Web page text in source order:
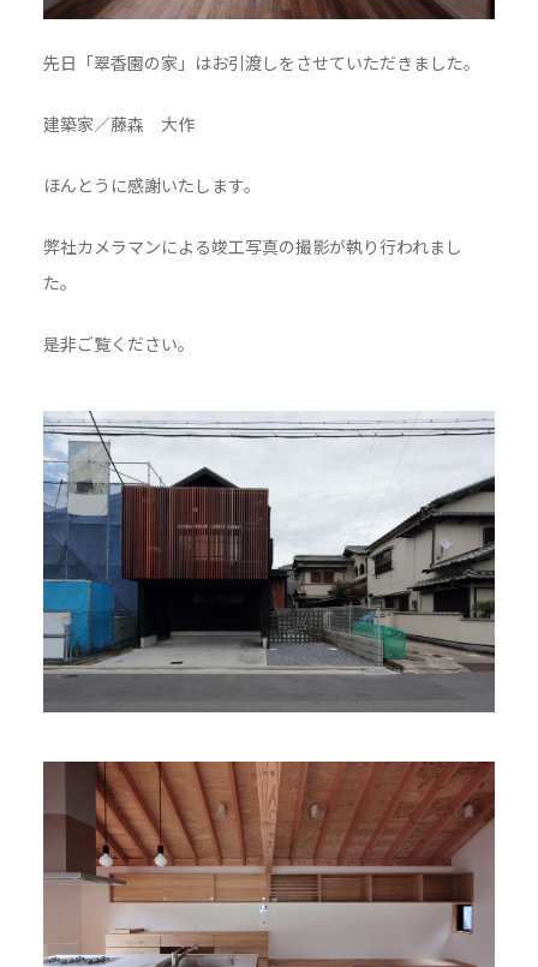
先日「翠香園の家」はお引渡しをさせていただきました。
建築家／藤森 大作
ほんとうに感謝いたします。
弊社カメラマンによる竣工写真の撮影が執り行われまし
た。
是非ご覧ください。